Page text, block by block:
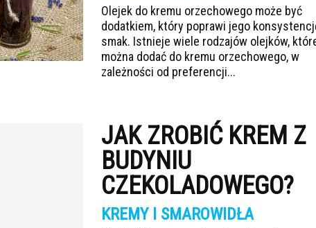
Olejek do kremu orzechowego może być
dodatkiem, który poprawi jego
smak. Istnieje wiele rodzajów olejków,
można dodać do kremu orzechowego, w
zależności od preferencji...
JAK ZROBIĆ KREM Z
BUDYNIU
CZEKOLADOWEGO?
KREMY I SMAROWIDŁA